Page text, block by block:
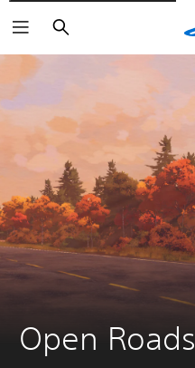
Buscar
Open Roads